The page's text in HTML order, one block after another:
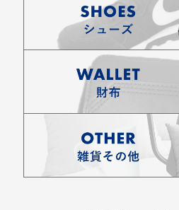
お買い物を続ける